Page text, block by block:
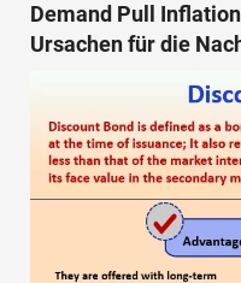
Demand Pull
Ursachen für die